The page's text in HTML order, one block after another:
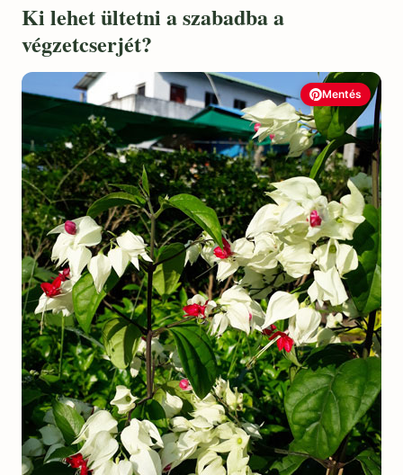
Ki lehet ültetni a szabadba a
végzetcserjét?
Mentés